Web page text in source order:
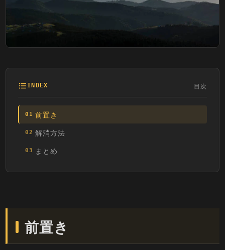
INDEX 目次
01 前置き
02 解消方法
03 まとめ
前置き